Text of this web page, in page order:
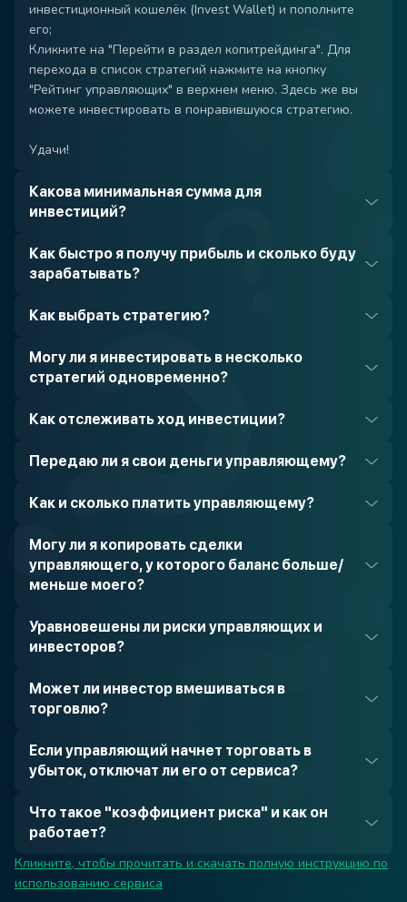
инвестиционный кошелёк (Invest Wallet) и пополните
его;
Кликните на "Перейти в раздел копитрейдинга". Для
перехода в список стратегий нажмите на кнопку
"Рейтинг управляющих" в верхнем меню. Здесь же вы
можете инвестировать в понравившуюся стратегию.
Удачи!
Какова минимальная сумма для
инвестиций?
Как быстро я получу прибыль и сколько буду
зарабатывать?
Как выбрать стратегию?
Могу ли я инвестировать в несколько
стратегий одновременно?
Как отслеживать ход инвестиции?
Передаю ли я свои деньги управляющему?
Как и сколько платить управляющему?
Могу ли я копировать сделки
управляющего, у которого баланс больше/
меньше моего?
Уравновешены ли риски управляющих и
инвесторов?
Может ли инвестор вмешиваться в
торговлю?
Если управляющий начнет торговать в
убыток, отключат ли его от сервиса?
Что такое "коэффициент риска" и как он
работает?
Кликните, чтобы прочитать и скачать полную инструкцию по
использованию сервиса